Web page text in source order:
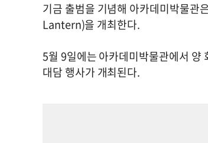
기금 출범을 기념해 아카데미박물
Lantern)을 개최한다.
5월 9일에는 아카데미박물관에서 양
대담 행사가 개최된다.